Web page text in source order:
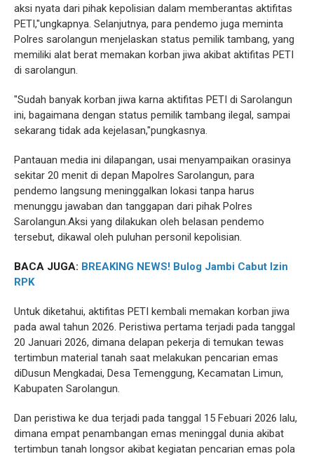
aksi nyata dari pihak kepolisian dalam memberantas aktifitas
PETI,"ungkapnya. Selanjutnya, para pendemo juga meminta
Polres sarolangun menjelaskan status pemilik tambang, yang
memiliki alat berat memakan korban jiwa akibat aktifitas PETI
di sarolangun.
"Sudah banyak korban jiwa karna aktifitas PETI di Sarolangun
ini, bagaimana dengan status pemilik tambang ilegal, sampai
sekarang tidak ada kejelasan,"pungkasnya.
Pantauan media ini dilapangan, usai menyampaikan orasinya
sekitar 20 menit di depan Mapolres Sarolangun, para
pendemo langsung meninggalkan lokasi tanpa harus
menunggu jawaban dan tanggapan dari pihak Polres
Sarolangun.Aksi yang dilakukan oleh belasan pendemo
tersebut, dikawal oleh puluhan personil kepolisian.
BACA JUGA: BREAKING NEWS! Bulog Jambi Cabut Izin
RPK
Untuk diketahui, aktifitas PETI kembali memakan korban jiwa
pada awal tahun 2026. Peristiwa pertama terjadi pada tanggal
20 Januari 2026, dimana delapan pekerja di temukan tewas
tertimbun material tanah saat melakukan pencarian emas
diDusun Mengkadai, Desa Temenggung, Kecamatan Limun,
Kabupaten Sarolangun.
Dan peristiwa ke dua terjadi pada tanggal 15 Febuari 2026 lalu,
dimana empat penambangan emas meninggal dunia akibat
tertimbun tanah longsor akibat kegiatan pencarian emas pola